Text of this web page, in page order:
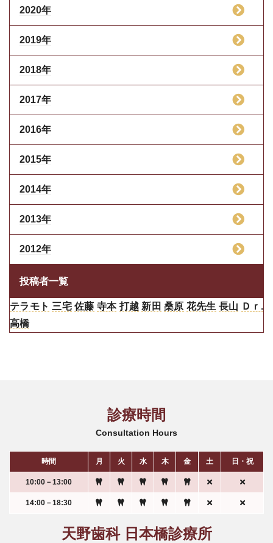
2020年
2019年
2018年
2017年
2016年
2015年
2014年
2013年
2012年
投稿者一覧
テラモト 三宅 佐藤 寺本 打越 新田 桑原 花先生 長山 Ｄｒ.
高橋
診療時間
Consultation Hours
時間 月 火 水 木 金 土 日・祝
10:00－13:00
14:00－18:30
天野歯科 日本橋診療所